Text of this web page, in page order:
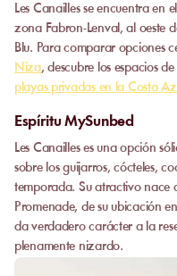
Les Canailles se encuentra en
zona Fabron-Lenval, al oeste
Blu. Para comparar opciones
Niza, descubre los espacios
playas privadas en la Costa
Espíritu MySunbed
Les Canailles es una opción
sobre los guijarros, cócteles,
temporada. Su atractivo nace
Promenade, de su ubicación
da verdadero carácter a la
plenamente nizardo.